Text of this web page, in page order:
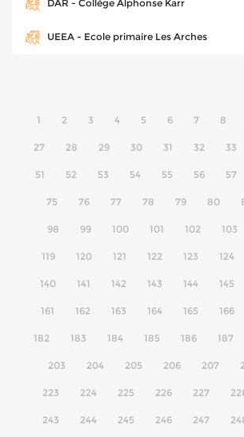
DAR - Collège Alphonse Karr
UEEA - Ecole primaire Les Arches
1 2 3 4 5 6 7 8
27 28 29 30 31 32 33
51 52 53 54 55 56 57
75 76 77 78 79 80
98 99 100 101 102 103
119 120 121 122 123 124
140 141 142 143 144 145
161 162 163 164 165 166
182 183 184 185 186 187
203 204 205 206 207
223 224 225 226 227
243 244 245 246 247